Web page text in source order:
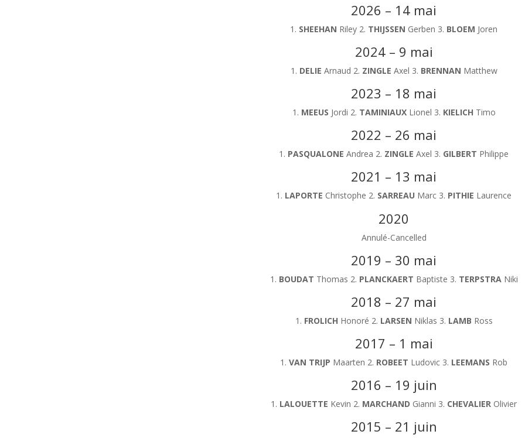
2026 – 14 mai
1. SHEEHAN Riley 2. THIJSSEN Gerben 3. BLOEM Joren
2024 – 9 mai
1. DELIE Arnaud 2. ZINGLE Axel 3. BRENNAN Matthew
2023 – 18 mai
1. MEEUS Jordi 2. TAMINIAUXLionel 3. KIELICH Timo
2022 – 26 mai
1. PASQUALONE Andrea 2. ZINGLE Axel 3. GILBERT Philippe
2021 – 13 mai
1. LAPORTE Christophe 2. SARREAU Marc 3. PITHIE Laurence
2020
Annulé-Cancelled
2019 – 30 mai
1. BOUDAT Thomas 2. PLANCKAERT Baptiste 3. TERPSTRA Niki
2018 – 27 mai
1. FROLICH Honoré 2. LARSEN Niklas 3. LAMB Ross
2017 – 1 mai
1. VAN TRIJP Maarten 2. ROBEET Ludovic 3. LEEMANS Rob
2016 – 19 juin
1. LALOUETTE Kevin 2. MARCHAND Gianni 3. CHEVALIER Olivier
2015 – 21 juin